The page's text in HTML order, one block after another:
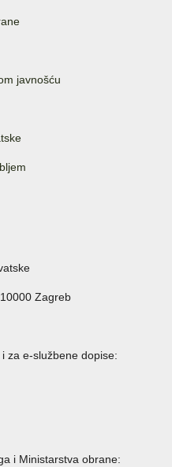
javnošću
Zagreb
za e-službene dopise:
i Ministarstva obrane: